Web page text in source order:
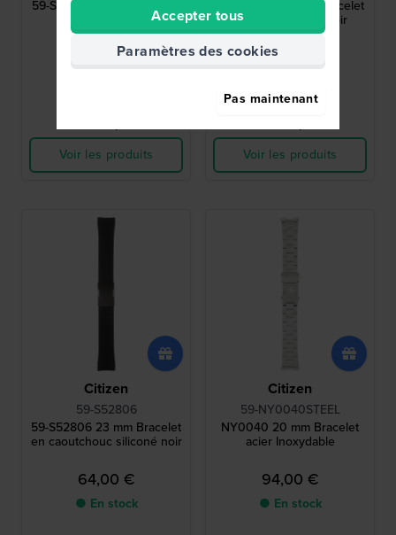
59-S53658 22 mm Bracelet
32,00 €
Voir les produits
59-S52587 23 mm Bracelet
en polyuréthane noir
59,00 €
Voir les produits
Citizen
59-S52806
59-S52806 23 mm Bracelet
en caoutchouc siliconé noir
64,00 €
● En stock
Citizen
59-NY0040STEEL
NY0040 20 mm Bracelet
acier Inoxydable
94,00 €
● En stock
Accepter tous
Paramètres des cookies
Pas maintenant